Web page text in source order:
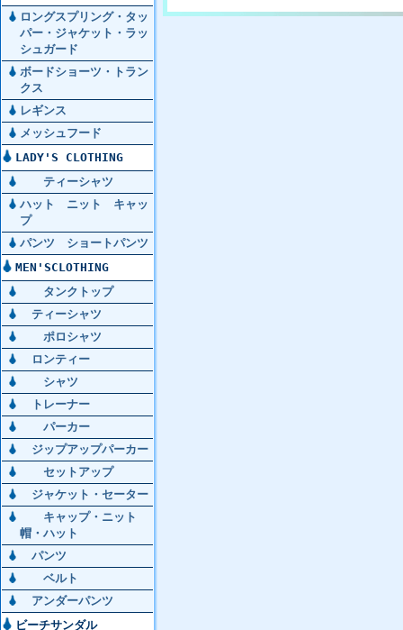
ロングスプリング・タッ
パー・ジャケット・ラッ
シュガード
ボードショーツ・トラン
クス
レギンス
メッシュフード
LADY'S CLOTHING
ティーシャツ
ハット ニット キャッ
プ
パンツ ショートパンツ
MEN'SCLOTHING
タンクトップ
ティーシャツ
ポロシャツ
ロンティー
シャツ
トレーナー
パーカー
ジップアップパーカー
セットアップ
ジャケット・セーター
キャップ・ニット
帽・ハット
パンツ
ベルト
アンダーパンツ
ビーチサンダル